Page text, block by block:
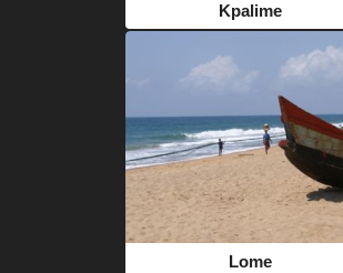
Kpalime
Lome